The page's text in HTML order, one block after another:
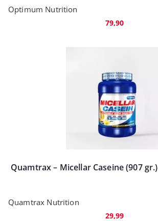
Optimum Nutrition
79,90
Quamtrax – Micellar Caseine (907 gr.)
Quamtrax Nutrition
29,99